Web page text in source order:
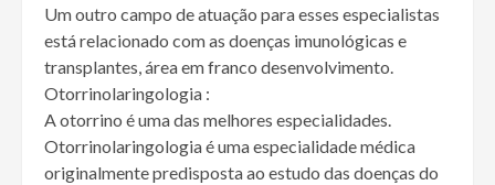
Um outro campo de atuação para esses especialistas
está relacionado com as doenças imunológicas e
transplantes, área em franco desenvolvimento.
Otorrinolaringologia :
A otorrino é uma das melhores especialidades.
Otorrinolaringologia é uma especialidade médica
originalmente predisposta ao estudo das doenças do